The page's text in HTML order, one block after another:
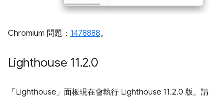
Chromium 問題： 1478888。
Lighthouse 11.2.0
「Lighthouse」 面板現在會執行 Lighthouse 11.2.0 版。請